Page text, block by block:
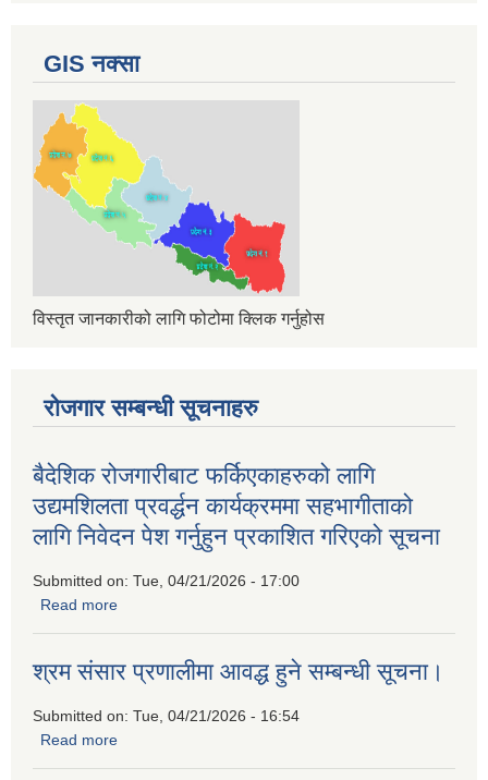
GIS नक्सा
विस्तृत जानकारीको लागि फोटोमा क्लिक गर्नुहोस
रोजगार सम्बन्धी सूचनाहरु
बैदेशिक रोजगारीबाट फर्किएकाहरुको लागि
उद्यमशिलता प्रवर्द्धन कार्यक्रममा सहभागीताको
लागि निवेदन पेश गर्नुहुन प्रकाशित गरिएको सूचना
Submitted on: Tue, 04/21/2026 - 17:00
Read more
श्रम संसार प्रणालीमा आवद्ध हुने सम्बन्धी सूचना।
Submitted on: Tue, 04/21/2026 - 16:54
Read more